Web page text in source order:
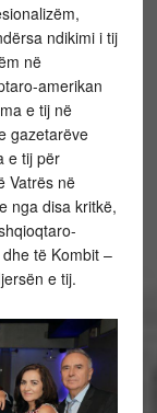
ndikimi i tij
në
amerikan
e tij në
gazetarëve
e tij për
Vatrës në
nga disa kritkë,
të Kombit –
e tij.